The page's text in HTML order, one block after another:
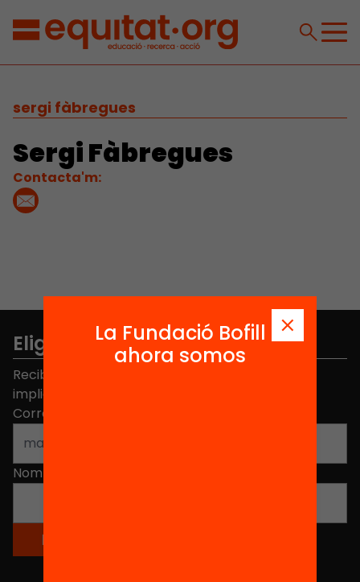
sergi fàbregues
Sergi Fàbregues
Contacta'm:
Elige equidad
Recibe contenidos, iniciativas y proyectos para
implicarte.
Correo electrónico
Nombre
La Fundació Bofill
ahora somos